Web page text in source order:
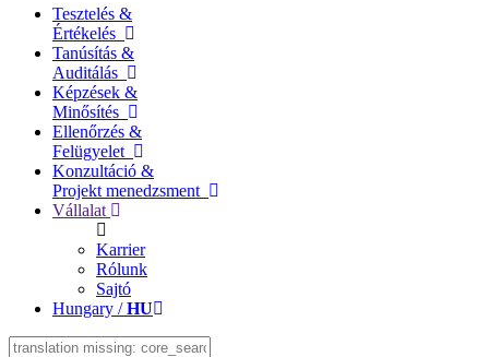
Tesztelés &
Értékelés
Tanúsítás &
Auditálás
Képzések &
Minősítés
Ellenőrzés &
Felügyelet
Konzultáció &
Projekt menedzsment
Vállalat
Karrier
Rólunk
Sajtó
Hungary /HU